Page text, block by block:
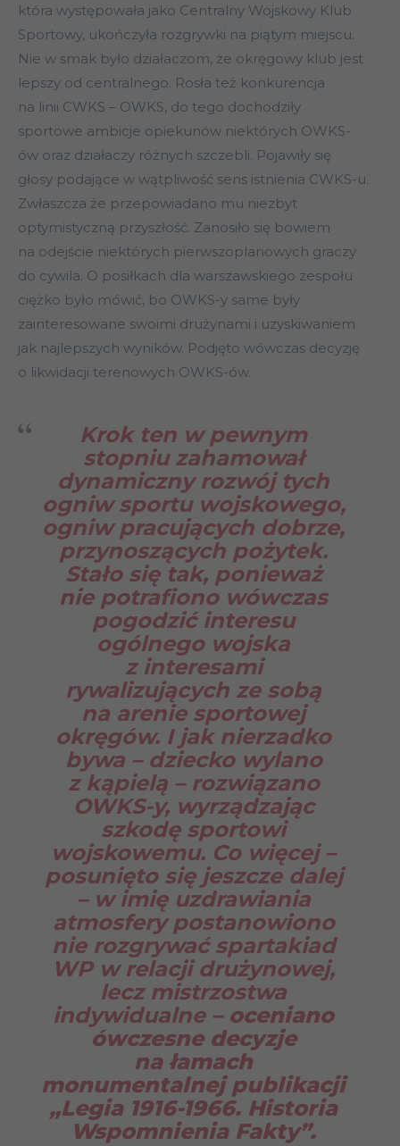
która występowała jako Centralny Wojskowy Klub
Sportowy, ukończyła rozgrywki na piątym miejscu.
Nie w smak było działaczom, że okręgowy klub jest
lepszy od centralnego. Rosła też konkurencja
na linii CWKS – OWKS, do tego dochodziły
sportowe ambicje opiekunów niektórych OWKS-
ów oraz działaczy różnych szczebli. Pojawiły się
głosy podające w wątpliwość sens istnienia CWKS-u.
Zwłaszcza że przepowiadano mu niezbyt
optymistyczną przyszłość. Zanosiło się bowiem
na odejście niektórych pierwszoplanowych graczy
do cywila. O posiłkach dla warszawskiego zespołu
ciężko było mówić, bo OWKS-y same były
zainteresowane swoimi drużynami i uzyskiwaniem
jak najlepszych wyników. Podjęto wówczas decyzję
o likwidacji terenowych OWKS-ów.
Krok ten w pewnym
stopniu zahamował
dynamiczny rozwój tych
ogniw sportu wojskowego,
ogniw pracujących dobrze,
przynoszących pożytek.
Stało się tak, ponieważ
nie potrafiono wówczas
pogodzić interesu
ogólnego wojska
z interesami
rywalizujących ze sobą
na arenie sportowej
okręgów. I jak nierzadko
bywa – dziecko wylano
z kąpielą – rozwiązano
OWKS-y, wyrządzając
szkodę sportowi
wojskowemu. Co więcej –
posunięto się jeszcze dalej
– w imię uzdrawiania
atmosfery postanowiono
nie rozgrywać spartakiad
WP w relacji drużynowej,
lecz mistrzostwa
indywidualne – oceniano
ówczesne decyzje
na łamach
monumentalnej publikacji
„Legia 1916-1966. Historia
Wspomnienia Fakty”.